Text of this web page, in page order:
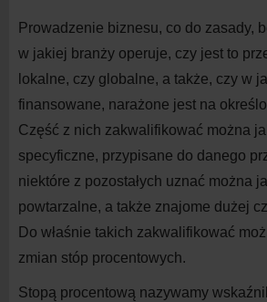
Prowadzenie biznesu, co do zasady,
w jakiej branży operuje, czy jest to
lokalne, czy globalne, a także, czy w
finansowane, narażone jest na
Część z nich zakwalifikować można
specyficzne, przypisane do danego
niektóre z pozostałych uznać można
powtarzalne, a także znajome dużej
Do właśnie takich zakwalifikować
zmian stóp procentowych.
Stopą procentową nazywamy